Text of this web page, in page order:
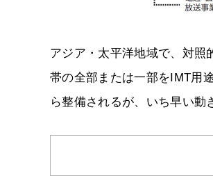
アジア・太平洋地域で、対照
帯の全部または一部をIMT用
ら整備されるが、いち早い動